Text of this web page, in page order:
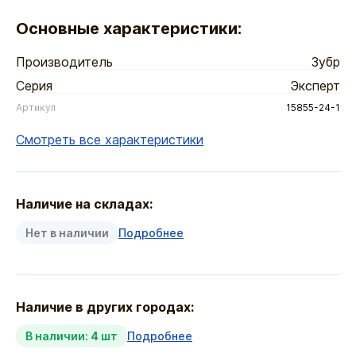
Основные характеристики:
Производитель
Зубр
Серия
Эксперт
Артикул 15855-24-1
Смотреть все характеристики
Наличие на складах:
Нет в наличии Подробнее
Наличие в других городах:
В наличии: 4 шт Подробнее